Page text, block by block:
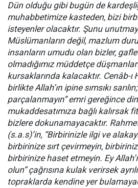
Dün olduğu gibi bugün de
muhabbetimize kasteden, bizi
isteyenler olacaktır. Şunu
Müslümanların değil, mazlum
insanların umudu olan bizler,
olmadığımız müddetçe
kursaklarında kalacaktır. Cenâb-ı
birlikte Allah’ın ipine sımsıkı
parçalanmayın” emri gereğince
mukaddesatımıza bağlı kalırsak
bizlere dokunamayacaktır.
(s.a.s)’in, “Birbirinizle ilgi ve
birbirinize sırt çevirmeyin,
birbirinize haset etmeyin. Ey
olun” çağrısına kulak verirsek
topraklarda kendine yer